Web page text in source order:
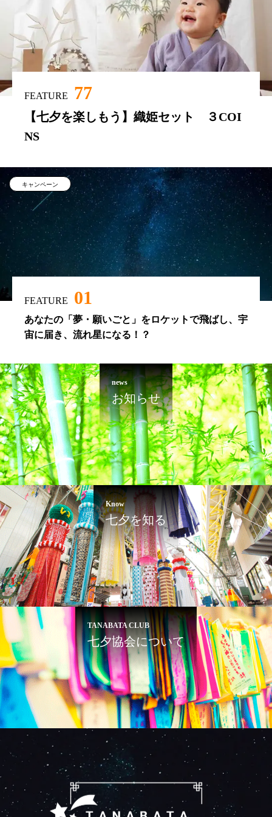
FEATURE 77
【七夕を楽しもう】織姫セット ３COI
NS
キャンペーン
FEATURE 01
あなたの「夢・願いごと」をロケットで飛ばし、宇
宙に届き、流れ星になる！？
news
お知らせ
Know
七夕を知る
TANABATA CLUB
七夕協会について